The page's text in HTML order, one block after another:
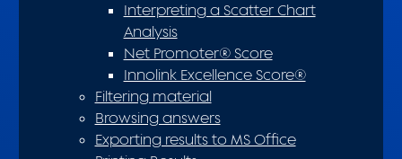
Interpreting a Scatter Chart
Analysis
Net Promoter® Score
Innolink Excellence Score®
Filtering material
Browsing answers
Exporting results to MS Office